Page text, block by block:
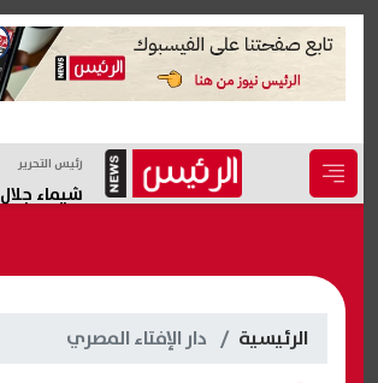
رئيس التحرير
شيماء جلال
الرئيسية دار الإفتاء المصري